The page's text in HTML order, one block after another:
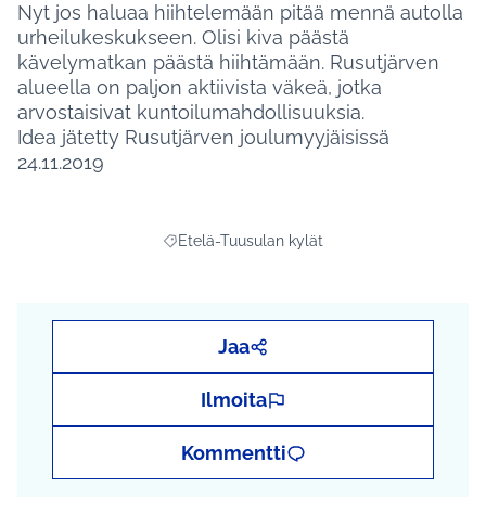
Nyt jos haluaa hiihtelemään pitää mennä autolla
urheilukeskukseen. Olisi kiva päästä
kävelymatkan päästä hiihtämään. Rusutjärven
alueella on paljon aktiivista väkeä, jotka
arvostaisivat kuntoilumahdollisuuksia.
Idea jätetty Rusutjärven joulumyyjäisissä
24.11.2019
Rajaa tulokset aihepiirin mukaan: Etelä-
Etelä-Tuusulan kylät
Jaa
Ilmoita
Kommentti